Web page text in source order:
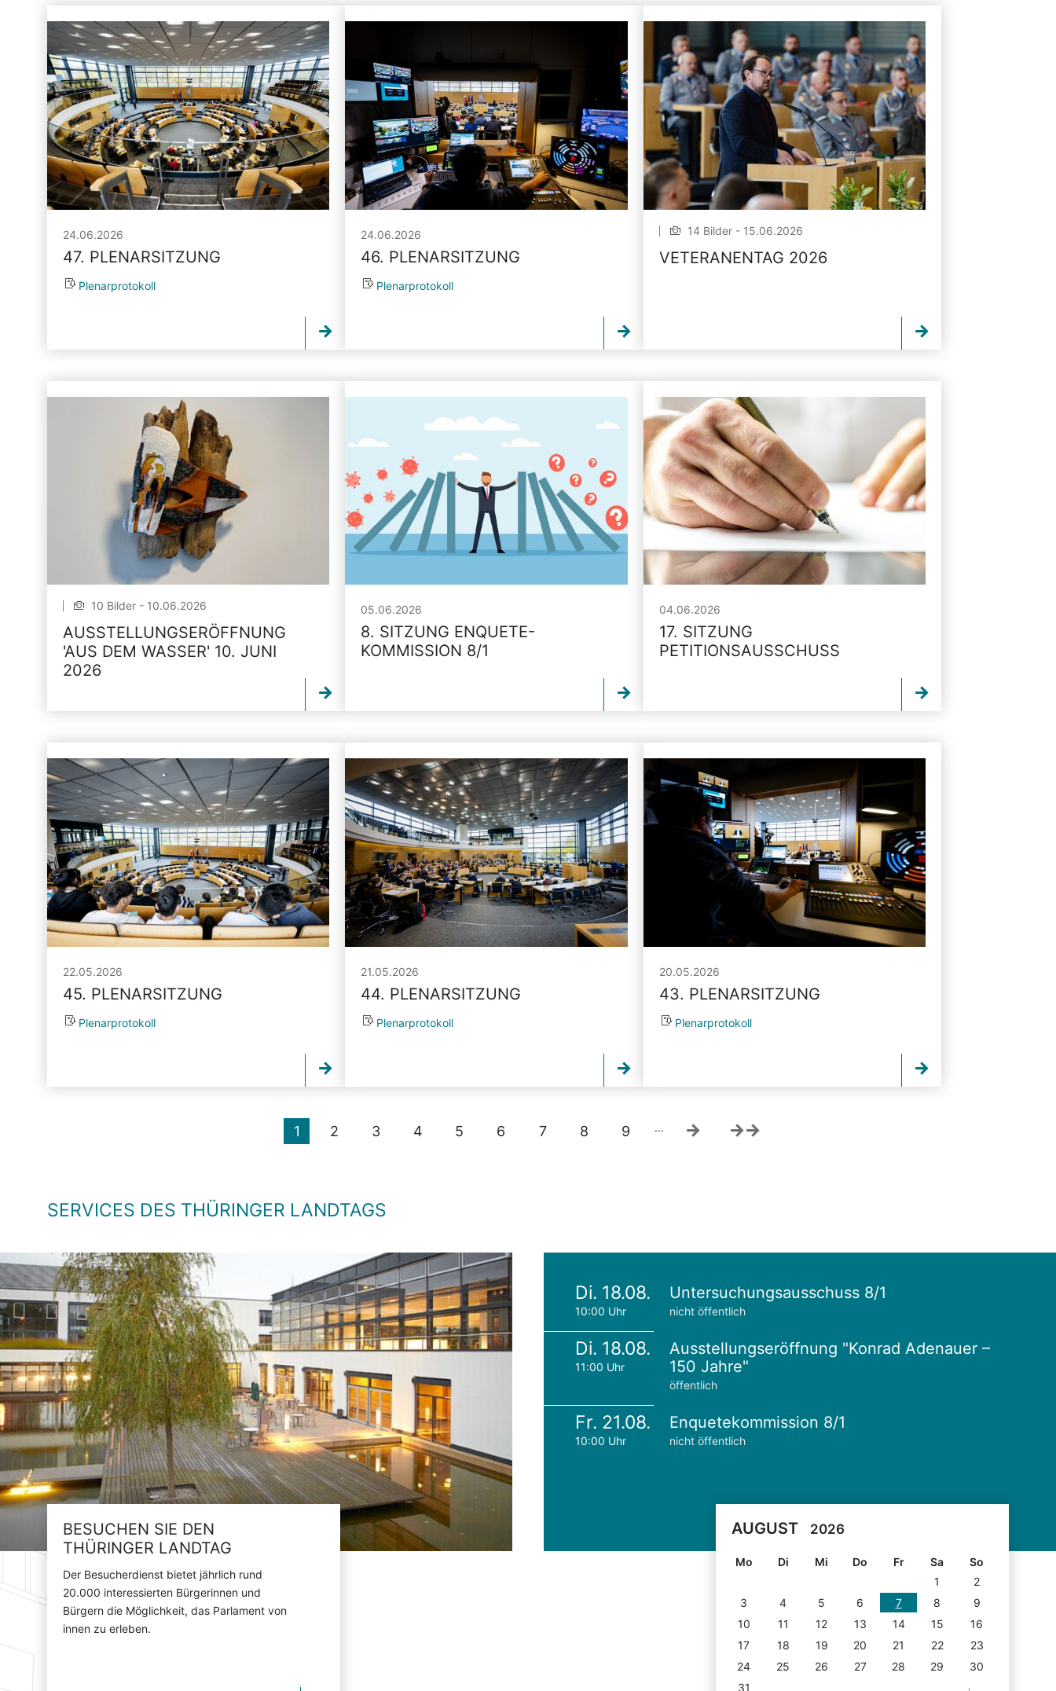
24.06.2026
47. PLENARSITZUNG
Plenarprotokoll
24.06.2026
46. PLENARSITZUNG
Plenarprotokoll
14 Bilder - 15.06.2026
VETERANENTAG 2026
10 Bilder - 10.06.2026
AUSSTELLUNGSERÖFFNUNG
'AUS DEM WASSER' 10. JUNI
2026
05.06.2026
8. SITZUNG ENQUETE-
KOMMISSION 8/1
04.06.2026
17. SITZUNG
PETITIONSAUSSCHUSS
22.05.2026
45. PLENARSITZUNG
Plenarprotokoll
21.05.2026
44. PLENARSITZUNG
Plenarprotokoll
20.05.2026
43. PLENARSITZUNG
Plenarprotokoll
1 2 3 4 5 6 7 8 9 …
SERVICES DES THÜRINGER LANDTAGS
BESUCHEN SIE DEN
THÜRINGER LANDTAG
Der Besucherdienst bietet jährlich rund
20.000 interessierten Bürgerinnen und
Bürgern die Möglichkeit, das Parlament von
innen zu erleben.
Di. 18.08.
10:00 Uhr
Untersuchungsausschuss 8/1
nicht öffentlich
Di. 18.08.
11:00 Uhr
Ausstellungseröffnung "Konrad Adenauer –
150 Jahre"
öffentlich
Fr. 21.08.
10:00 Uhr
Enquetekommission 8/1
nicht öffentlich
AUGUST 2026
Mo Di Mi Do Fr Sa
So
1
2
3
4 5 6 7 8
9
10
11 12 13 14 15
16
17
18 19 20 21 22
23
24
25 26 27 28 29
30
31